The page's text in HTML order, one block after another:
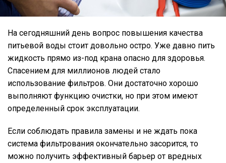
На сегодняшний день вопрос повышения качества
питьевой воды стоит довольно остро. Уже давно пить
жидкость прямо из-под крана опасно для здоровья.
Спасением для миллионов людей стало
использование фильтров. Они достаточно хорошо
выполняют функцию очистки, но при этом имеют
определенный срок эксплуатации.
Если соблюдать правила замены и не ждать пока
система фильтрования окончательно засорится, то
можно получить эффективный барьер от вредных